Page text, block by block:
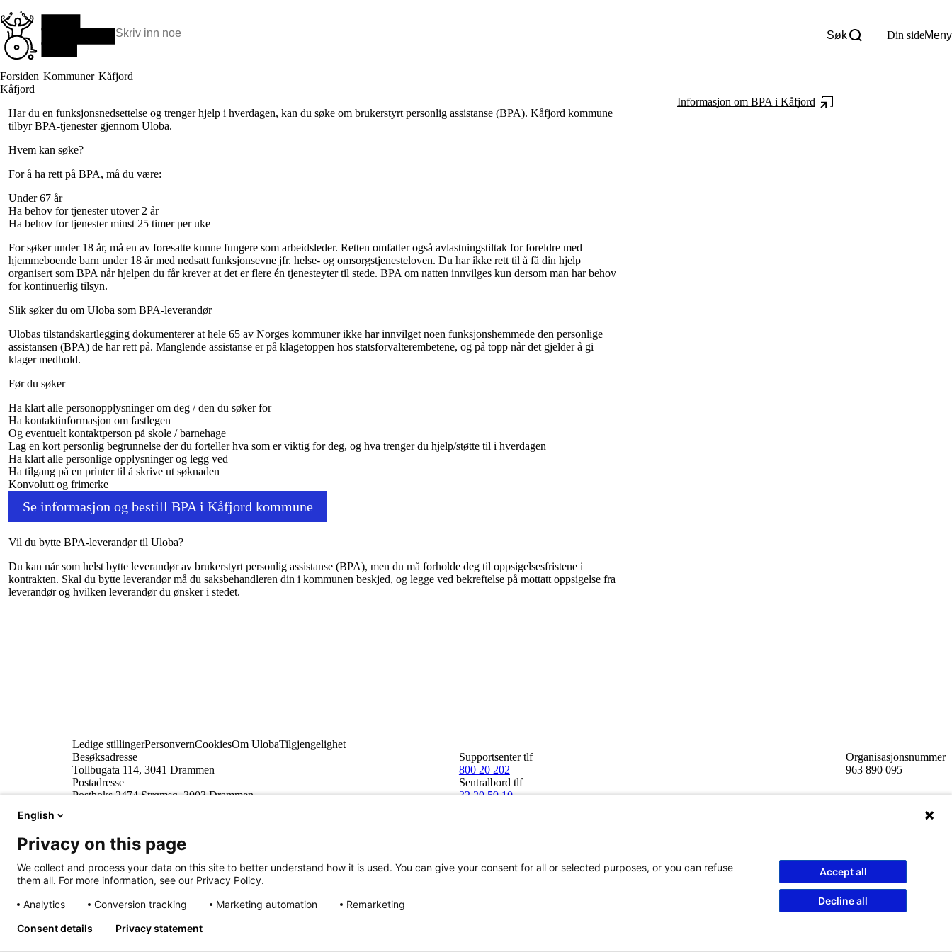
til
hovedinnhold
Søk: Søk Din sideMeny
Hva vi gjør
BPA – Borgerstyrt personlig assistanse
Beslutningsstøtteråd
Funksjonsassistanse
Ti gode grunner til å velge Uloba
Kampsaker
Tall og fakta
Forsiden Kommuner Kåfjord
Kåfjord
Informasjon om BPA i Kåfjord
Har du en funksjonsnedsettelse og trenger hjelp i hverdagen, kan du søke om brukerstyrt personlig assistanse (BPA). Kåfjord kommune
tilbyr BPA-tjenester gjennom Uloba.
Hvem kan søke?
For å ha rett på BPA, må du være:
Under 67 år
Ha behov for tjenester utover 2 år
Ha behov for tjenester minst 25 timer per uke
For søker under 18 år, må en av foresatte kunne fungere som arbeidsleder. Retten omfatter også avlastningstiltak for foreldre med
hjemmeboende barn under 18 år med nedsatt funksjonsevne jfr. helse- og omsorgstjenesteloven. Du har ikke rett til å få din hjelp
organisert som BPA når hjelpen du får krever at det er flere én tjenesteyter til stede. BPA om natten innvilges kun dersom man har behov
for kontinuerlig tilsyn.
Slik søker du om Uloba som BPA-leverandør
Ulobas tilstandskartlegging dokumenterer at hele 65 av Norges kommuner ikke har innvilget noen funksjonshemmede den personlige
assistansen (BPA) de har rett på. Manglende assistanse er på klagetoppen hos statsforvalterembetene, og på topp når det gjelder å gi
klager medhold.
Før du søker
Ha klart alle personopplysninger om deg / den du søker for
Ha kontaktinformasjon om fastlegen
Og eventuelt kontaktperson på skole / barnehage
Lag en kort personlig begrunnelse der du forteller hva som er viktig for deg, og hva trenger du hjelp/støtte til i hverdagen
Ha klart alle personlige opplysninger og legg ved
Ha tilgang på en printer til å skrive ut søknaden
Konvolutt og frimerke
Se informasjon og bestill BPA i Kåfjord kommune
Vil du bytte BPA-leverandør til Uloba?
Du kan når som helst bytte leverandør av brukerstyrt personlig assistanse (BPA), men du må forholde deg til oppsigelsesfristene i
kontrakten. Skal du bytte leverandør må du saksbehandleren din i kommunen beskjed, og legge ved bekreftelse på mottatt oppsigelse fra
leverandør og hvilken leverandør du ønsker i stedet.
Ledige stillingerPersonvernCookiesOm UlobaTilgjengelighet
Besøksadresse
Tollbugata 114, 3041 Drammen
Postadresse
Postboks 2474 Strømsø, 3003 Drammen
Supportsenter tlf
800 20 202
Sentralbord tlf
32 20 59 10
Organisasjonsnummer
963 890 095
Innhold beskyttet av © Uloba – Independent Living Norge SA 2026
English
Privacy on this page
We collect and process your data on this site to better understand how it is used. You can give your consent for all or selected purposes, or you can refuse
them all. For more information, see our Privacy Policy.
Analytics
Conversion tracking Marketing automation Remarketing
Accept all
Decline all
Consent details Privacy statement